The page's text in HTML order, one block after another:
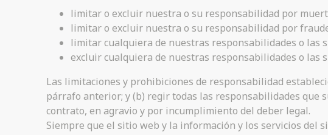
limitar o excluir nuestra o su responsabilidad por
limitar o excluir nuestra o su responsabilidad por
limitar cualquiera de nuestras responsabilidades o las
excluir cualquiera de nuestras responsabilidades o las
Las limitaciones y prohibiciones de responsabilidad
párrafo anterior; y (b) regir todas las responsabilidades que
contrato, en agravio y por incumplimiento del deber legal.
Siempre que el sitio web y la información y los servicios del